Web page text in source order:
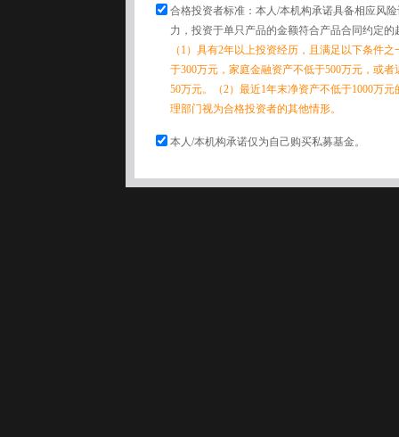
合格投资者标准：本人/本机构承诺具备相应风
力，投资于单只产品的金额符合产品合同约定的
（1）具有2年以上投资经历，且满足以下条件
于300万元，家庭金融资产不低于500万元，或
50万元。（2）最近1年末净资产不低于1000万
理部门视为合格投资者的其他情形。
本人/本机构承诺仅为自己购买私募基金。